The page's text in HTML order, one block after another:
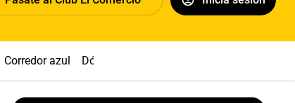
Corredor azul Dólar